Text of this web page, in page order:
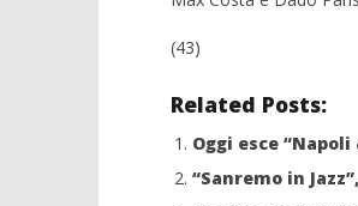
(43)
Related Posts:
Oggi esce
“Sanremo in